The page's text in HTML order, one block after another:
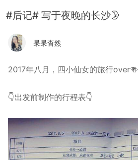
#后记# 写于夜晚的长沙🌛
杲杲杳然
​2017年八月，四小仙女的旅行over🍻
👇出发前制作的行程表👇